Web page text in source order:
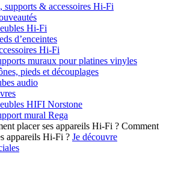
supports & accessoires Hi-Fi
Hi-Fi
d’enceintes
Hi-Fi
muraux pour platines vinyles
pieds et découplages
audio
HIFI Norstone
mural Rega
Comment
appareils Hi-Fi ? Je découvre